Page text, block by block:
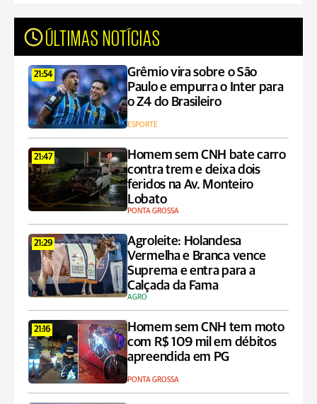
ÚLTIMAS NOTÍCIAS
21:54
Grêmio vira sobre o São
Paulo e empurra o Inter para
o Z4 do Brasileiro
ESPORTE
21:47
Homem sem CNH bate carro
contra trem e deixa dois
feridos na Av. Monteiro
Lobato
PONTA GROSSA
21:29
Agroleite: Holandesa
Vermelha e Branca vence
Suprema e entra para a
Calçada da Fama
AGRO
21:16
Homem sem CNH tem moto
com R$ 109 mil em débitos
apreendida em PG
PONTA GROSSA